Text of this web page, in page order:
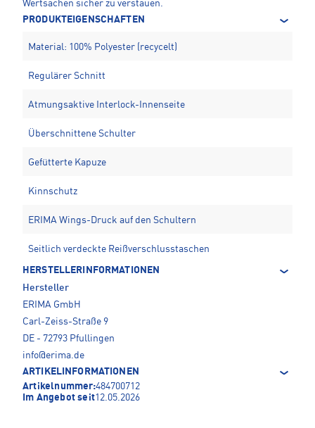
Wertsachen sicher zu verstauen.
PRODUKTEIGENSCHAFTEN
Material: 100% Polyester (recycelt)
Regulärer Schnitt
Atmungsaktive Interlock-Innenseite
Überschnittene Schulter
Gefütterte Kapuze
Kinnschutz
ERIMA Wings-Druck auf den Schultern
Seitlich verdeckte Reißverschlusstaschen
HERSTELLERINFORMATIONEN
Hersteller
ERIMA GmbH
Carl-Zeiss-Straße 9
DE - 72793 Pfullingen
info@erima.de
ARTIKELINFORMATIONEN
Artikelnummer:484700712
Im Angebot seit12.05.2026